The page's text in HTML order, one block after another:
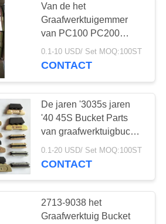
Van de het
Graafwerktuigemmer
van PC100 PC200
PC300 het Slotspeld, de
Speld van de de
0.1-10 USD/ Set MOQ:100ST
CONTACT
De jaren '3035s jaren
'40 45S Bucket Parts
van graafwerktuigbucket
lock pin 18S 22S 25S
0.1-20 USD/ Set MOQ:100ST
CONTACT
2713-9038 het
Graafwerktuig Bucket